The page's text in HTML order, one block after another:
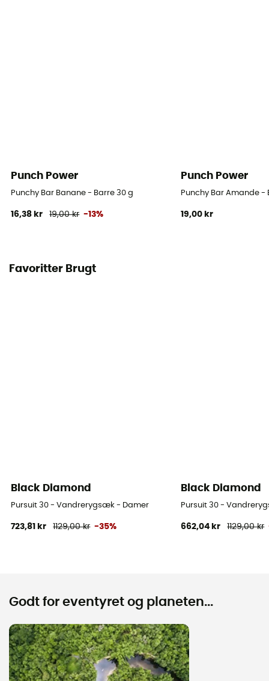
Punch Power
Punchy Bar Banane - Barre 30 g
16,38 kr 19,00 kr -13%
Punch Power
Punchy Bar Amande -
19,00 kr
Favoritter Brugt
Black Diamond
Pursuit 30 - Vandrerygsæk - Damer
723,81 kr 1129,00 kr -35%
Black Diamond
Pursuit 30 -
662,04 kr 1129,00 kr
Godt for eventyret og planeten...